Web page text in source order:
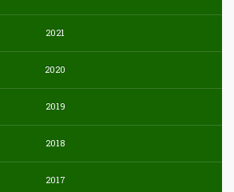
2021
2020
2019
2018
2017